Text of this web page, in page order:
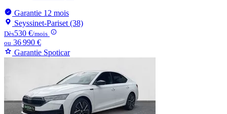
Garantie 12 mois
Seyssinet-Pariset (38)
Dès530 €/mois
ou 36 990 €
Garantie Spoticar